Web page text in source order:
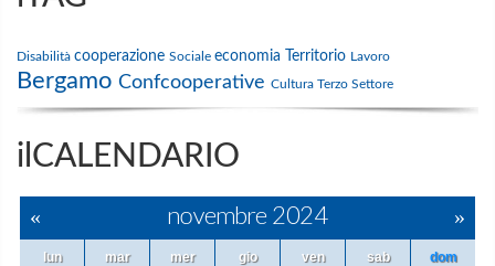
Disabilità cooperazione Sociale economia Territorio Lavoro
Bergamo Confcooperative Cultura Terzo Settore
ilCALENDARIO
« novembre 2024 »
lun mar mer gio ven sab dom